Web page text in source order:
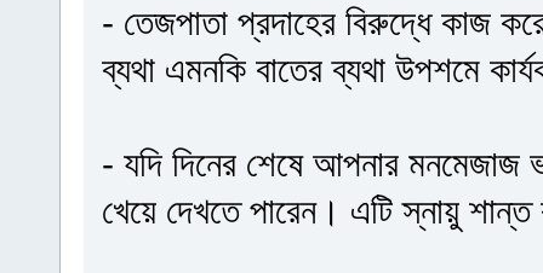
- তেজপাতা প্রদাহের বিরুদ্ধে কাজ
ব্যথা এমনকি বাতের ব্যথা উপশমে
- যদি দিনের শেষে আপনার মনমেজাজ
খেয়ে দেখতে পারেন। এটি স্নায়ু